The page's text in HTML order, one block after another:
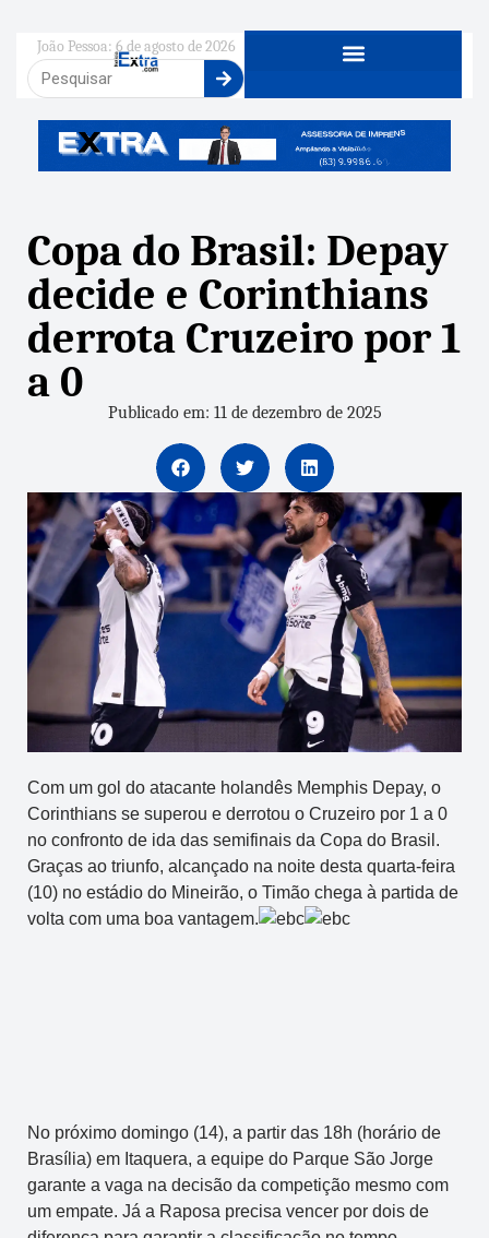
João Pessoa: 6 de agosto de 2026
Copa do Brasil: Depay
decide e Corinthians
derrota Cruzeiro por 1
a 0
Publicado em: 11 de dezembro de 2025
Com um gol do atacante holandês Memphis Depay, o
Corinthians se superou e derrotou o Cruzeiro por 1 a 0
no confronto de ida das semifinais da Copa do Brasil.
Graças ao triunfo, alcançado na noite desta quarta-feira
(10) no estádio do Mineirão, o Timão chega à partida de
volta com uma boa vantagem.
No próximo domingo (14), a partir das 18h (horário de
Brasília) em Itaquera, a equipe do Parque São Jorge
garante a vaga na decisão da competição mesmo com
um empate. Já a Raposa precisa vencer por dois de